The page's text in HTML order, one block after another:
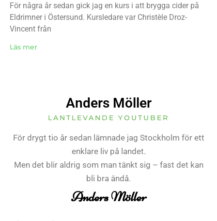
För några år sedan gick jag en kurs i att brygga cider på
Eldrimner i Östersund. Kursledare var Christèle Droz-
Vincent från
Läs mer
Anders Möller
LANTLEVANDE YOUTUBER
För drygt tio år sedan lämnade jag Stockholm för ett
enklare liv på landet.
Men det blir aldrig som man tänkt sig – fast det kan
bli bra ändå.
Anders Möller